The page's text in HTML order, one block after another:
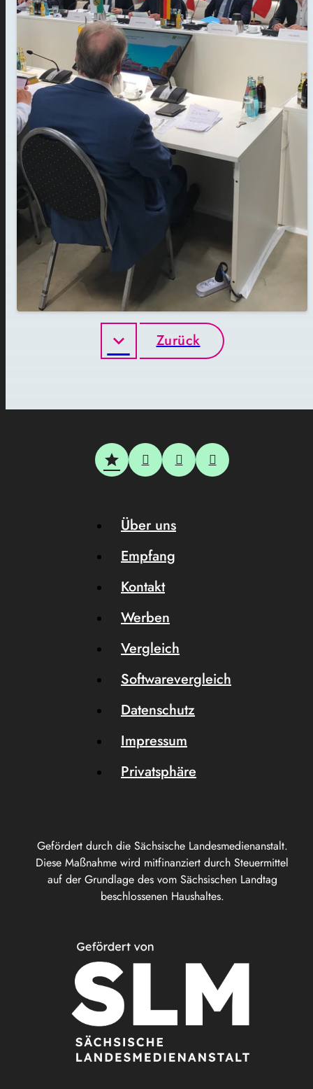
Zurück
Gefördert durch die Sächsische Landesmedienanstalt.
Diese Maßnahme wird mitfinanziert durch Steuermittel
auf der Grundlage des vom Sächsischen Landtag
beschlossenen Haushaltes.
Über uns
Empfang
Kontakt
Werben
Vergleich
Softwarevergleich
Datenschutz
Impressum
Privatsphäre